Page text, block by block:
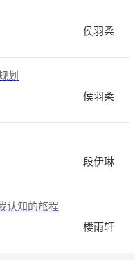
侯羽柔
划
侯羽柔
段伊琳
认知的旅程
楼雨轩